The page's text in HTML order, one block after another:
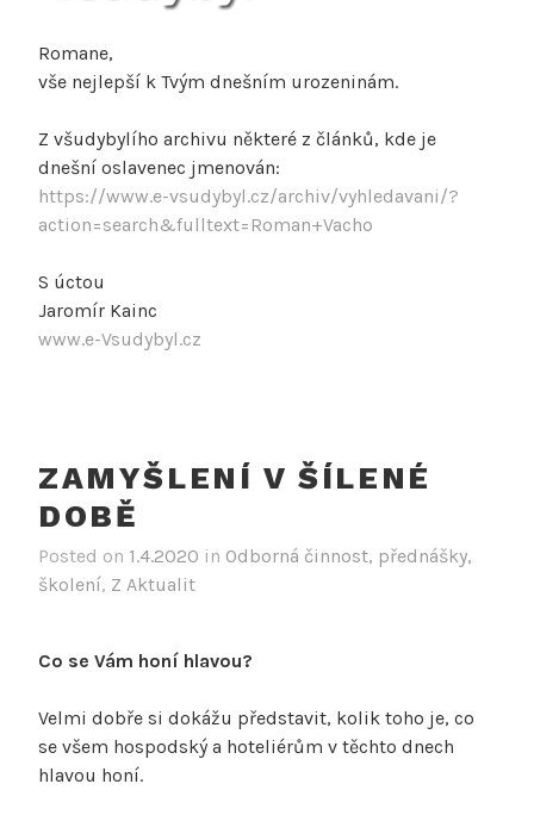
Romane,
vše nejlepší k Tvým dnešním urozeninám.
Z všudybylího archivu některé z článků, kde je
dnešní oslavenec jmenován:
https://www.e-vsudybyl.cz/archiv/vyhledavani/?
action=search&fulltext=Roman+Vacho
S úctou
Jaromír Kainc
www.e-Vsudybyl.cz
ZAMYŠLENÍ V ŠÍLENÉ
DOBĚ
Posted on 1.4.2020 in Odborná činnost, přednášky,
školení, Z Aktualit
Co se Vám honí hlavou?
Velmi dobře si dokážu představit, kolik toho je, co
se všem hospodský a hoteliérům v těchto dnech
hlavou honí.